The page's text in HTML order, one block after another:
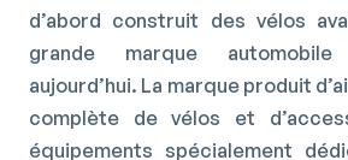
d’abord construit des vélos
grande marque
aujourd’hui. La marque produit
complète de vélos et
équipements spécialement